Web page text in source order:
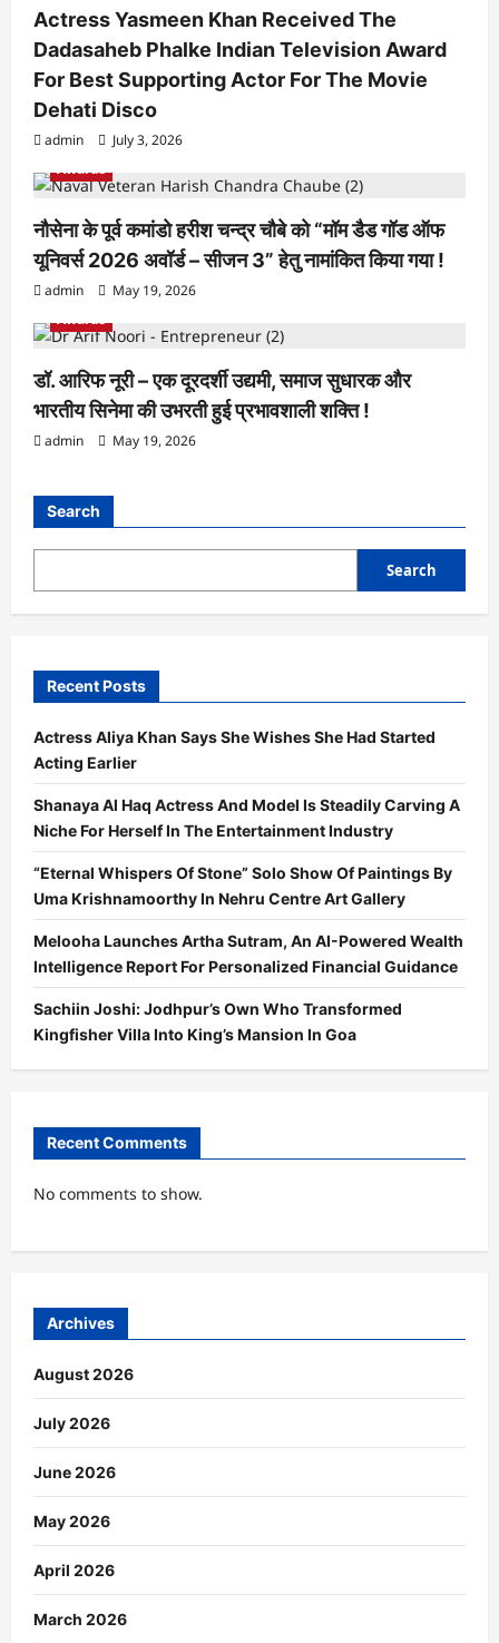
t
i
o
n
Actress Yasmeen Khan Received The
Dadasaheb Phalke Indian Television Award
For Best Supporting Actor For The Movie
Dehati Disco
admin
July 3, 2026
Awards
नौसेना के पूर्व कमांडो हरीश चन्द्र चौबे को “मॉम डैड गॉड ऑफ
यूनिवर्स 2026 अवॉर्ड – सीजन 3” हेतु नामांकित किया गया !
admin
May 19, 2026
Awards
डॉ. आरिफ नूरी – एक दूरदर्शी उद्यमी, समाज सुधारक और
भारतीय सिनेमा की उभरती हुई प्रभावशाली शक्ति !
admin May 19, 2026
Search
Search
Recent Posts
Actress Aliya Khan Says She Wishes She Had Started
Acting Earlier
Shanaya Al Haq Actress And Model Is Steadily Carving A
Niche For Herself In The Entertainment Industry
“Eternal Whispers Of Stone” Solo Show Of Paintings By
Uma Krishnamoorthy In Nehru Centre Art Gallery
Melooha Launches Artha Sutram, An AI-Powered Wealth
Intelligence Report For Personalized Financial Guidance
Sachiin Joshi: Jodhpur’s Own Who Transformed
Kingfisher Villa Into King’s Mansion In Goa
Recent Comments
No comments to show.
Archives
August 2026
July 2026
June 2026
May 2026
April 2026
March 2026